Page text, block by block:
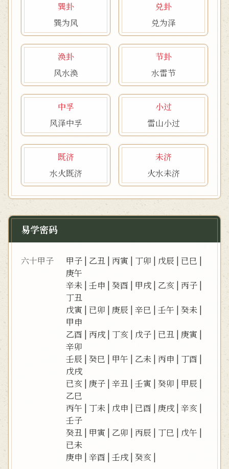
巽卦
巽为风
兑卦
兑为泽
涣卦
风水涣
节卦
水雷节
中孚
风泽中孚
小过
雷山小过
既济
水火既济
未济
火水未济
易学密码
六十甲子 甲子 | 乙丑 |丙寅 | 丁卯 | 戊辰 | 已巳 |
庚午
辛未 |壬申 |癸酉 | 甲戌 | 乙亥 |丙子 |
丁丑
戊寅 | 已卯 | 庚辰 |辛巳 |壬午 |癸未 |
甲申
乙酉 |丙戌 | 丁亥 | 戊子 | 已丑 | 庚寅 |
辛卯
壬辰 |癸巳 | 甲午 | 乙未 |丙申 | 丁酉 |
戊戌
已亥 | 庚子 |辛丑 |壬寅 |癸卯 | 甲辰 |
乙巳
丙午 | 丁未 | 戊申 | 已酉 | 庚戌 |辛亥 |
壬子
癸丑 | 甲寅 | 乙卯 |丙辰 | 丁巳 | 戊午 |
已未
庚申 |辛酉 |壬戌 |癸亥 |